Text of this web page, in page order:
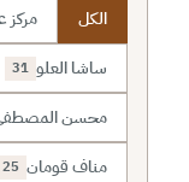
الكل مركز
ساشا العلو 31
محسن
مناف قومان 25